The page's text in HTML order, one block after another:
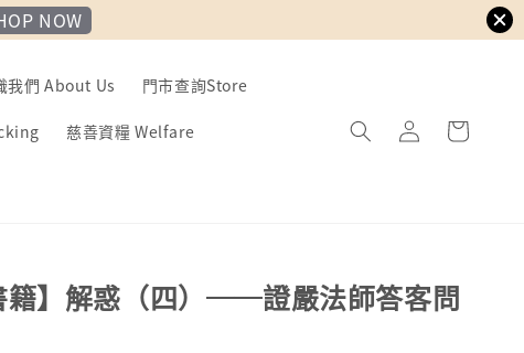
NOW
我們 About Us 門市查詢Store
慈善資糧 Welfare
籍】解惑（四）──證嚴法師答客問